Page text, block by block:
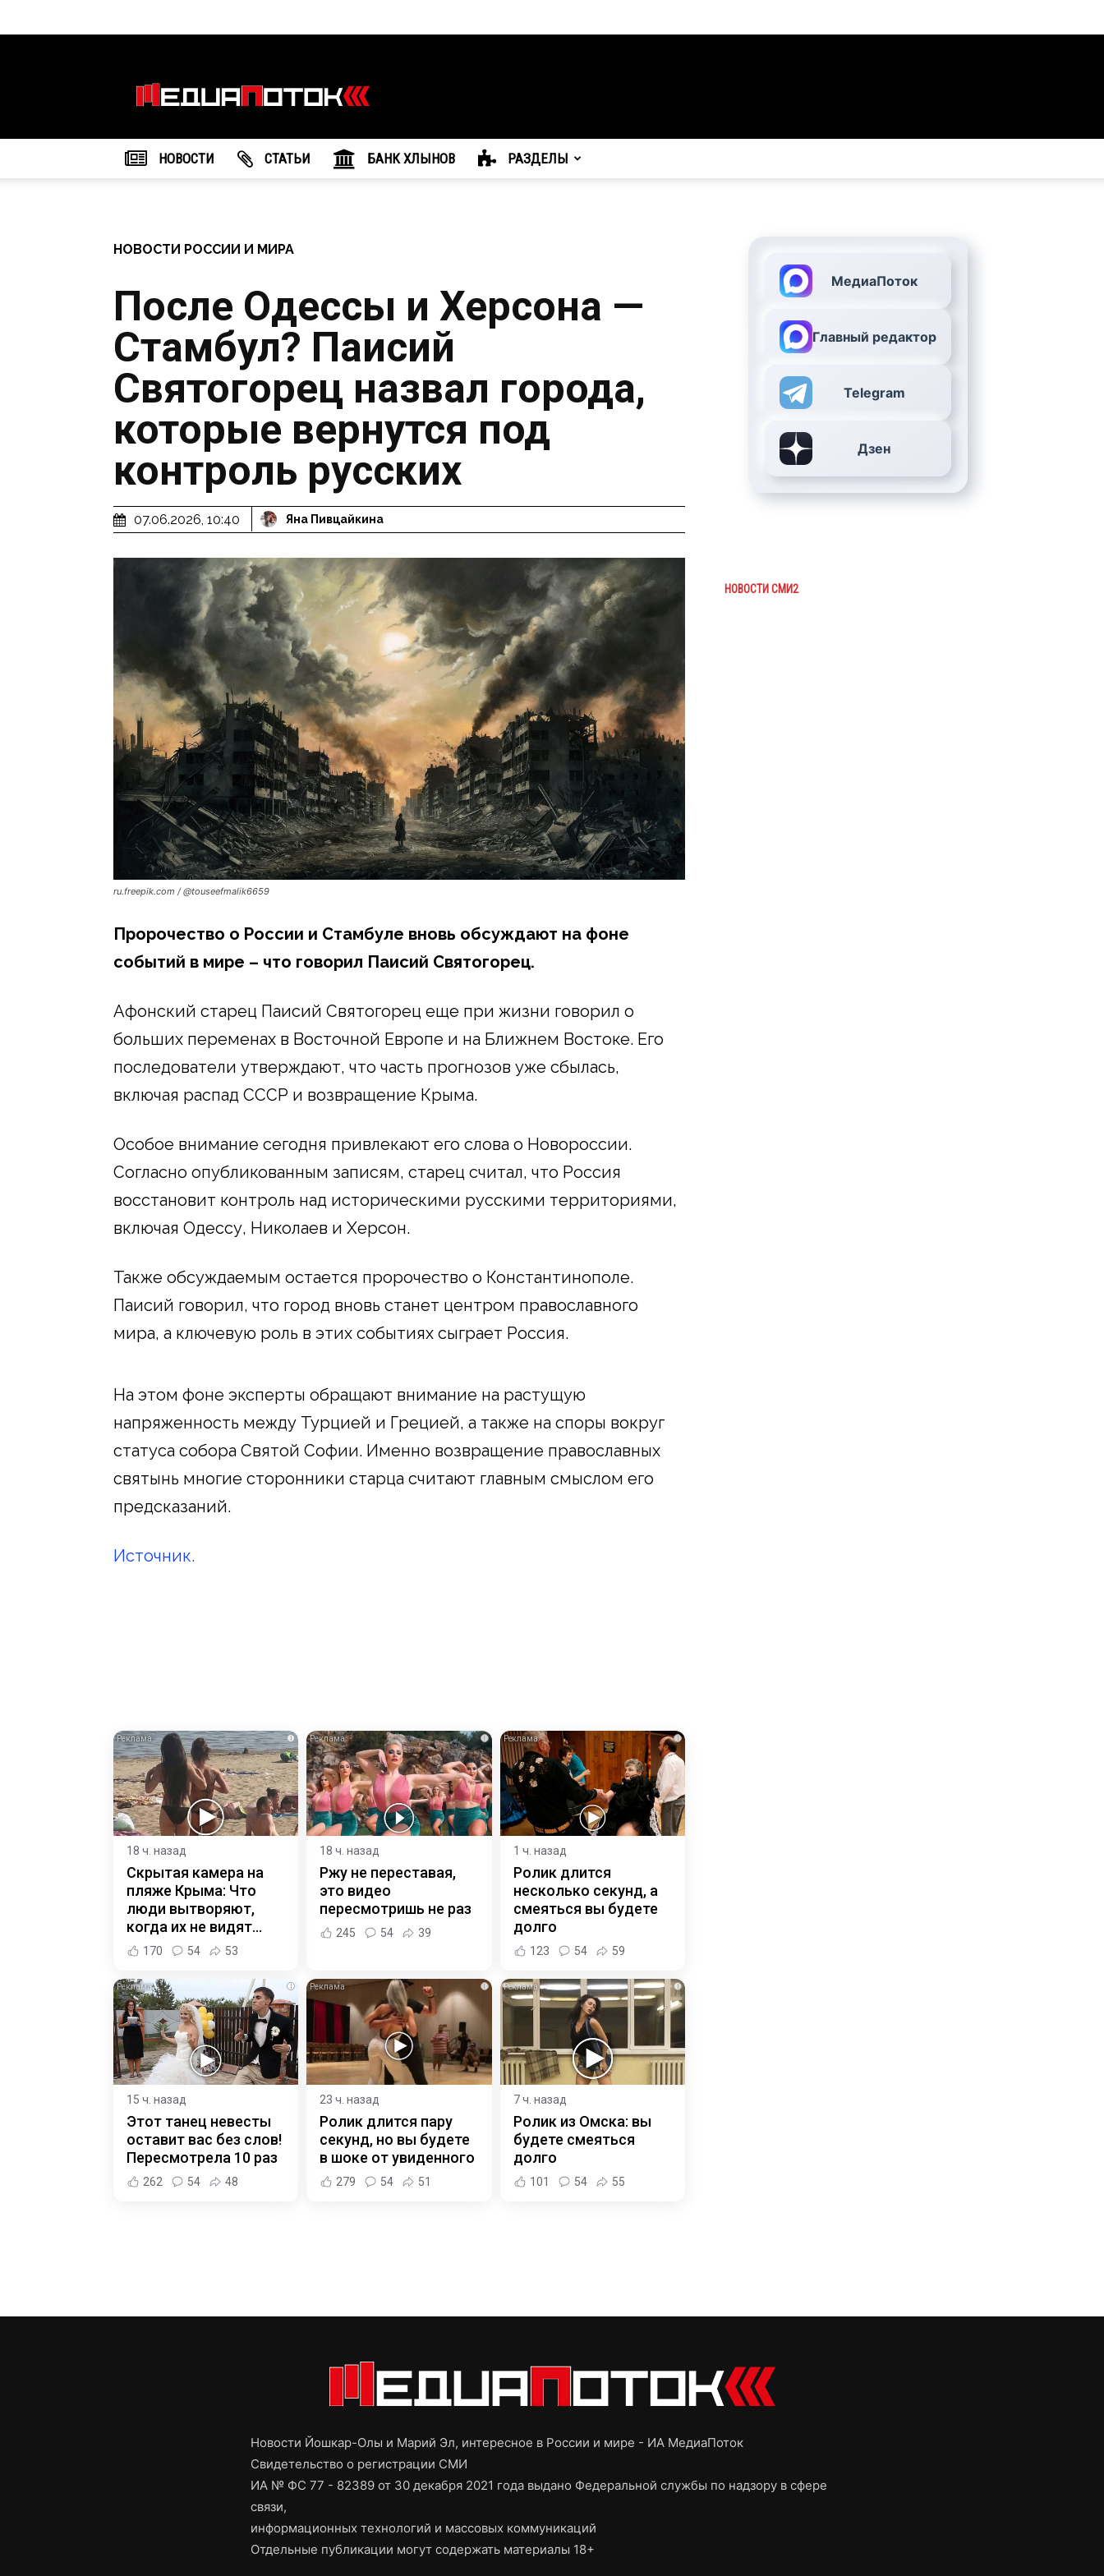
агентство
"МедиаПоток"
НОВОСТИ CТАТЬИ БАНК ХЛЫНОВ РАЗДЕЛЫ
НОВОСТИ РОССИИ И МИРА
После Одессы и Херсона —
Стамбул? Паисий
Святогорец назвал города,
которые вернутся под
контроль русских
07.06.2026, 10:40 Яна Пивцайкина
ru.freepik.com / @touseefmalik6659
Пророчество о России и Стамбуле вновь обсуждают на фоне
событий в мире – что говорил Паисий Святогорец.
Афонский старец Паисий Святогорец еще при жизни говорил о
больших переменах в Восточной Европе и на Ближнем Востоке. Его
последователи утверждают, что часть прогнозов уже сбылась,
включая распад СССР и возвращение Крыма.
Особое внимание сегодня привлекают его слова о Новороссии.
Согласно опубликованным записям, старец считал, что Россия
восстановит контроль над историческими русскими территориями,
включая Одессу, Николаев и Херсон.
Также обсуждаемым остается пророчество о Константинополе.
Паисий говорил, что город вновь станет центром православного
мира, а ключевую роль в этих событиях сыграет Россия.
На этом фоне эксперты обращают внимание на растущую
напряженность между Турцией и Грецией, а также на споры вокруг
статуса собора Святой Софии. Именно возвращение православных
святынь многие сторонники старца считают главным смыслом его
предсказаний.
Источник.
i
18 ч. назад
Скрытая камера на
пляже Крыма: Что
люди вытворяют,
когда их не видят...
170 54 53
i
18 ч. назад
Ржу не переставая,
это видео
пересмотришь не раз
245 54 39
i
1 ч. назад
Ролик длится
несколько секунд, а
смеяться вы будете
долго
123 54 59
i
15 ч. назад
Этот танец невесты
оставит вас без слов!
Пересмотрела 10 раз
262 54 48
i
23 ч. назад
Ролик длится пару
секунд, но вы будете
в шоке от увиденного
279 54 51
i
7 ч. назад
Ролик из Омска: вы
будете смеяться
долго
101 54 55
МедиаПоток
Главный редактор
Telegram
Дзен
НОВОСТИ СМИ2
Новости Йошкар-Олы и Марий Эл, интересное в России и мире - ИА МедиаПоток
Свидетельство о регистрации СМИ
ИА № ФС 77 - 82389 от 30 декабря 2021 года выдано Федеральной службы по надзору в сфере
связи,
информационных технологий и массовых коммуникаций
Отдельные публикации могут содержать материалы 18+